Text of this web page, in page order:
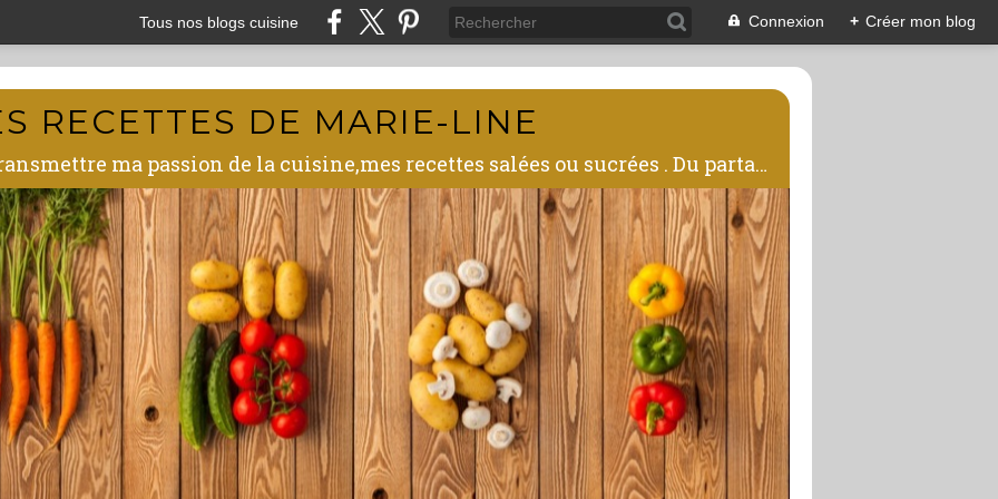
Tous nos blogs cuisine Connexion + Créer mon blog
RECETTES DE MARIE-LINE
Avec ce blog , j'espère vous transmettre ma passion de la cuisine,mes recettes salées ou sucrées . Du partage autour de la table !